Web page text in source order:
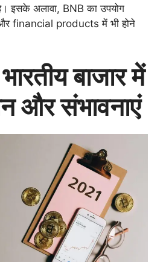
इसके अलावा, BNB का उपयोग
financial products में भी होने
बाजार में
और संभावनाएं